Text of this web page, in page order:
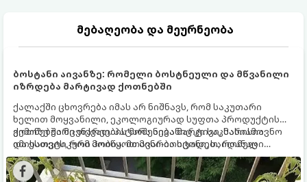
მებაღეობა და მეურნეობა
ბოსტანი აივანზე: რომელი ბოსტნეული და მწვანილი
იზრდება მარტივად ქოთნებში
ქალაქში ცხოვრება იმას არ ნიშნავს, რომ საკუთარი
ხელით მოყვანილი, ეკოლოგიურად სუფთა პროდუქტის
გემოზე უარი თქვათ. პატარა აივანიც კი საკმარისია
იმისათვის, რომ მოიწყოთ მინი-ბოსტანი, საიდანაც
ყოველდღიურად ახალ, არომატულ მწვანილსა და
ბოსტნეულს მოკრეფთ.
ქოთნებში მცენარეების მოშენება მარტივი, სასიამოვნო
და ესთეტიკური ჰობია. მთავარია იცოდეთ, რომელი
კულტურები ეგუებიან ქოთნის პირობებს ყველაზე კარგად
და როგორ მოუაროთ მათ სწორად.